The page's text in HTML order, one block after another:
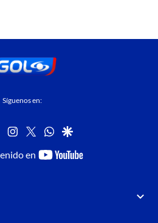
Síguenos en:
tiktok instagram
twitterwhatsapp
google
en
youtube-